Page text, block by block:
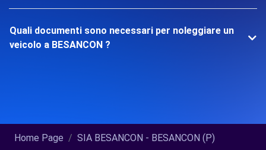
Quali documenti sono necessari per noleggiare un
veicolo a BESANCON ?
Home Page SIA BESANCON - BESANCON (P)